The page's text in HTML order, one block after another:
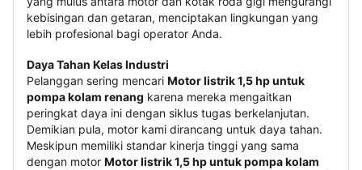
kebisingan dan getaran, menciptakan lingkungan yang
lebih profesional bagi operator Anda.
Daya Tahan Kelas Industri
Pelanggan sering mencari Motor listrik 1,5 hp untuk
pompa kolam renang karena mereka mengaitkan
peringkat daya ini dengan siklus tugas berkelanjutan.
Demikian pula, motor kami dirancang untuk daya tahan.
Meskipun memiliki standar kinerja tinggi yang sama
dengan motor Motor listrik 1,5 hp untuk pompa kolam